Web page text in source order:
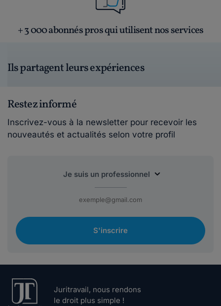
+ 3 000 abonnés pros qui utilisent nos services
Ils partagent leurs expériences
Restez informé
Inscrivez-vous à la newsletter pour recevoir les
nouveautés et actualités selon votre profil
S'inscrire
Juritravail, nous rendons
le droit plus simple !